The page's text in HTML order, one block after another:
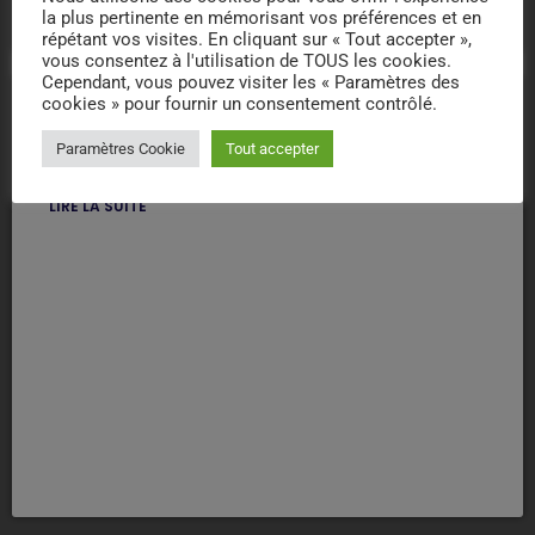
FRANCE 83170 BRIGNOLES
La Provence Verte
LIRE LA SUITE
la plus pertinente en mémorisant vos préférences et en
répétant vos visites. En cliquant sur « Tout accepter »,
vous consentez à l'utilisation de TOUS les cookies.
Cependant, vous pouvez visiter les « Paramètres des
cookies » pour fournir un consentement contrôlé.
Paramètres Cookie Tout accepter